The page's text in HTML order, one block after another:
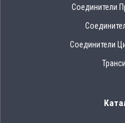
Соединители
Соединители